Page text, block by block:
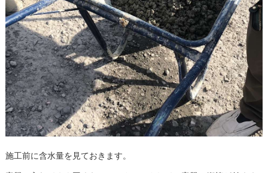
施工前に含水量を見ておきます。